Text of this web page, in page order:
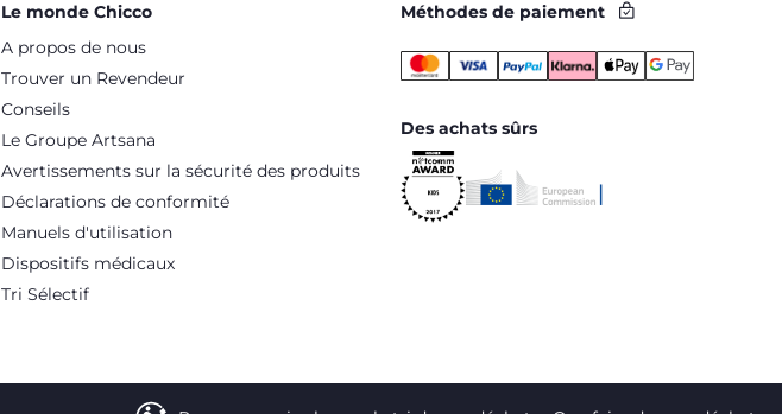
Le monde Chicco
A propos de nous
Trouver un Revendeur
Conseils
Le Groupe Artsana
Avertissements sur la sécurité des produits
Déclarations de conformité
Manuels d'utilisation
Dispositifs médicaux
Tri Sélectif
Méthodes de paiement
Des achats sûrs